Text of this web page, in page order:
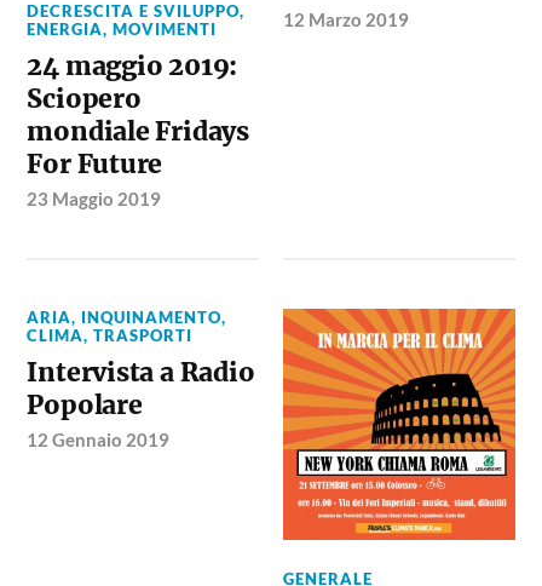
DECRESCITA E SVILUPPO,
ENERGIA,MOVIMENTI
24 maggio 2019:
Sciopero
mondiale Fridays
For Future
23 Maggio 2019
12 Marzo 2019
ARIA, INQUINAMENTO,
CLIMA, TRASPORTI
Intervista a Radio
Popolare
12 Gennaio 2019
GENERALE